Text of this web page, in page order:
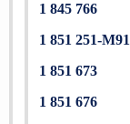
1 845 766
1 851 251-M91
1 851 673
1 851 676